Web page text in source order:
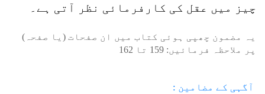
چیز میں عقل کی کارفرمائی نظر آتی ہے۔
یہ مضمون چھپی ہوئی کتاب میں ان صفحات (یا صفحہ)
پر ملاحظہ فرمائیں: 159 تا 162
آگہی کے مضامین :